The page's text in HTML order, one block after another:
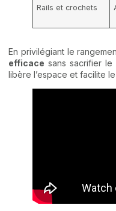
Rails et crochets
En privilégiant le
efficace sans sacrifier le
libère l’espace et facilite